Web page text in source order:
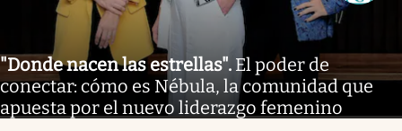
"Donde nacen las estrellas". El poder de
conectar: cómo es Nébula, la comunidad que
apuesta por el nuevo liderazgo femenino